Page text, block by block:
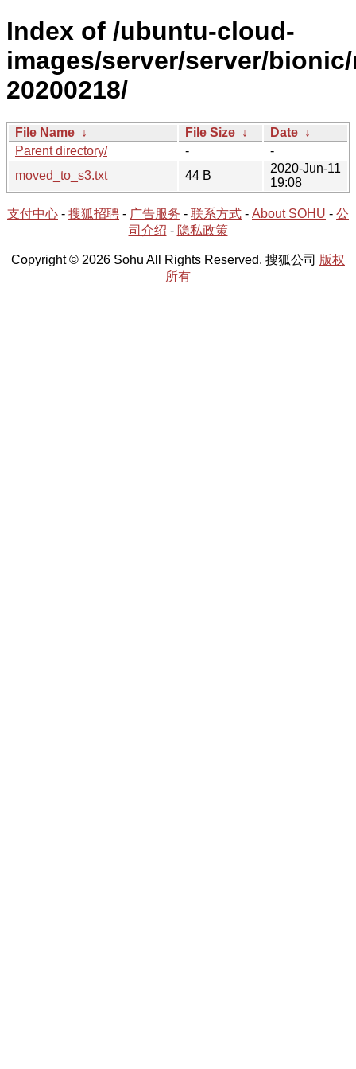
Index of /ubuntu-cloud-
images/server/server/
20200218/
File Name ↓ File Size ↓ Date ↓
Parent directory/
-
-
moved_to_s3.txt
44 B
2020-Jun-11
19:08
支付中心 - 搜狐招聘 - 广告服务 - 联系方式 - About SOHU - 公
司介绍 - 隐私政策
Copyright © 2026 Sohu All Rights Reserved. 搜狐公司 版权
所有